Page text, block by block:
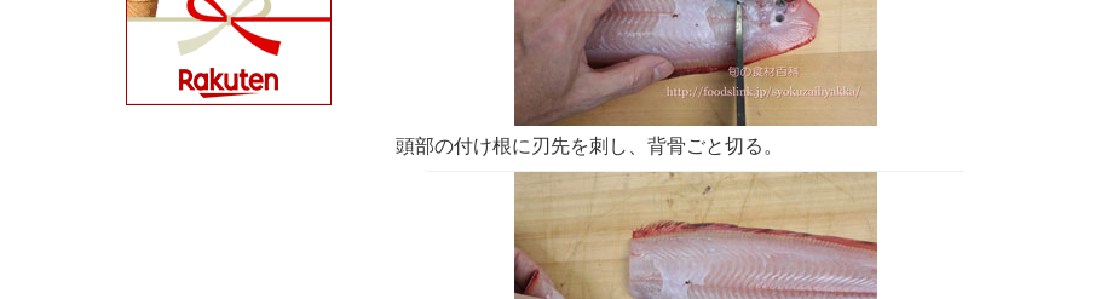
頭部の付け根に刃先を刺し、背骨ごと切る。